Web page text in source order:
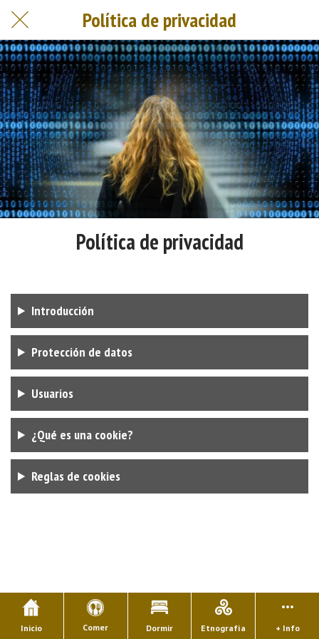
Política de privacidad
Política de privacidad
Introducción
Protección de datos
Usuarios
¿Qué es una cookie?
Reglas de cookies
Inicio Comer Dormir Etnografía + Info